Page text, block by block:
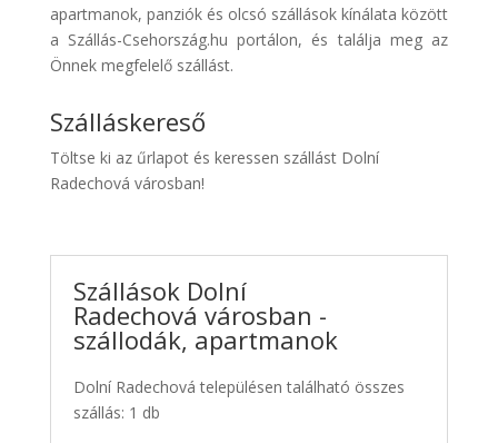
Transzfer
Kiwi
apartmanok, panziók és olcsó szállások kínálata között
a Szállás-Csehország.hu portálon, és találja meg az
Önnek megfelelő szállást.
Szálláskereső
Töltse ki az űrlapot és keressen szállást Dolní
Radechová városban!
Szállások Dolní
Radechová városban -
szállodák, apartmanok
Dolní Radechová településen található összes
szállás: 1 db